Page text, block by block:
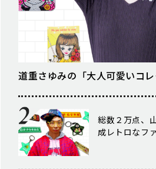
道重さゆみの「大人可愛いコ
総数２万点、
成レトロなフ